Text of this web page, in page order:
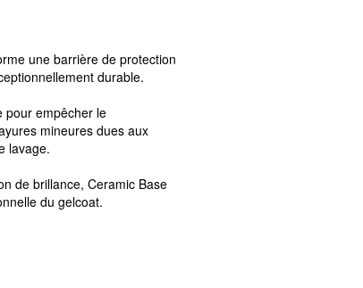
une barrière de protection
durable.
pour empêcher le
mineures dues aux
lavage.
de brillance, Ceramic Base
du gelcoat.